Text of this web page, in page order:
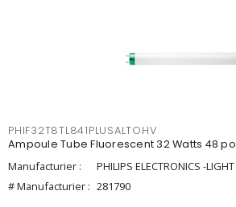
PHIF32T8TL841PLUSALTOHV
Ampoule Tube Fluorescent 32 Watts 48 po
Manufacturier :
PHILIPS ELECTRONICS -LIGHT
# Manufacturier : 281790